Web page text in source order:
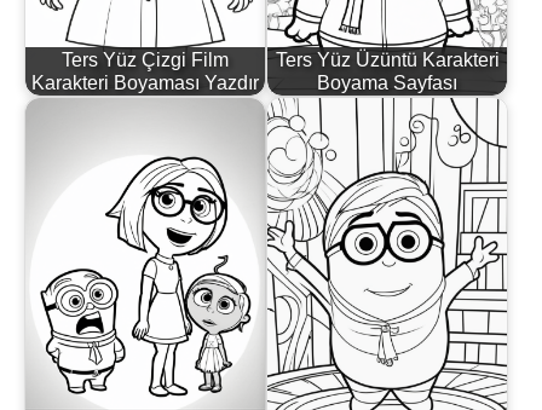
Ters Yüz Çizgi Film
Karakteri Boyaması Yazdır
Ters Yüz Üzüntü Karakteri
Boyama Sayfası